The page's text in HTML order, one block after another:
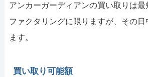
アンカーガーディアンの買い取りは最
ファクタリングに限りますが、その
ます。
買い取り可能額